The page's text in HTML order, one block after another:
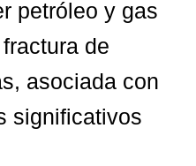
petróleo y gas
de
asociada con
significativos